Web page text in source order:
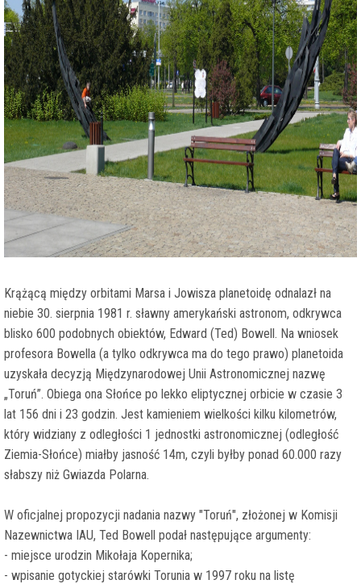
Krążącą między orbitami Marsa i Jowisza planetoidę odnalazł na
niebie 30. sierpnia 1981 r. sławny amerykański astronom, odkrywca
blisko 600 podobnych obiektów, Edward (Ted) Bowell. Na wniosek
profesora Bowella (a tylko odkrywca ma do tego prawo) planetoida
uzyskała decyzją Międzynarodowej Unii Astronomicznej nazwę
„Toruń”. Obiega ona Słońce po lekko eliptycznej orbicie w czasie 3
lat 156 dni i 23 godzin. Jest kamieniem wielkości kilku kilometrów,
który widziany z odległości 1 jednostki astronomicznej (odległość
Ziemia-Słońce) miałby jasność 14m, czyli byłby ponad 60.000 razy
słabszy niż Gwiazda Polarna.
W oficjalnej propozycji nadania nazwy "Toruń", złożonej w Komisji
Nazewnictwa IAU, Ted Bowell podał następujące argumenty:
- miejsce urodzin Mikołaja Kopernika;
- wpisanie gotyckiej starówki Torunia w 1997 roku na listę